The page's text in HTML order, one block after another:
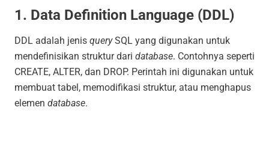
1. Data Definition Language (DDL)
DDL adalah jenis querySQL yang digunakan untuk
mendefinisikan struktur dari database. Contohnya seperti
CREATE, ALTER, dan DROP. Perintah ini digunakan untuk
membuat tabel, memodifikasi struktur, atau menghapus
elemen database.